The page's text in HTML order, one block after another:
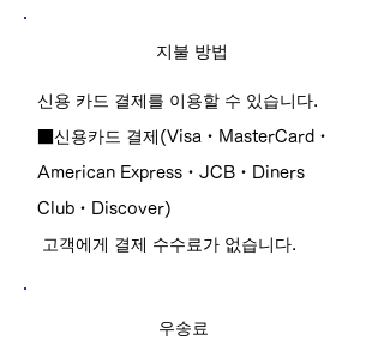
지불 방법
신용 카드 결제를 이용할 수 있습니다.
■신용카드 결제(Visa・MasterCard・
American Express・JCB・Diners
Club・Discover)
​ 고객에게 결제 수수료가 없습니다.
우송료